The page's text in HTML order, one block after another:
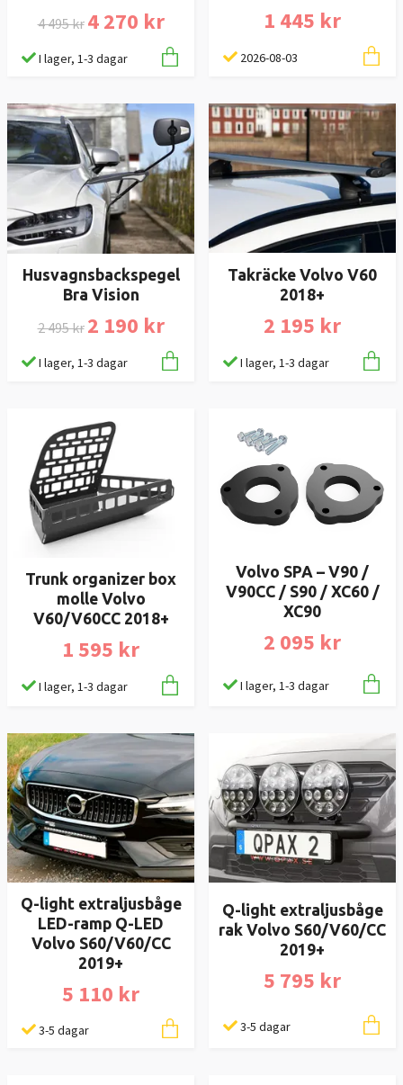
4 495 kr 4 270 kr
I lager, 1-3 dagar
1 445 kr
2026-08-03
Husvagnsbackspegel
Bra Vision
2 495 kr 2 190 kr
I lager, 1-3 dagar
Takräcke Volvo V60
2018+
2 195 kr
I lager, 1-3 dagar
Trunk organizer box
molle Volvo
V60/V60CC 2018+
1 595 kr
I lager, 1-3 dagar
Volvo SPA – V90 /
V90CC / S90 / XC60 /
XC90
2 095 kr
I lager, 1-3 dagar
Q-light extraljusbåge
LED-ramp Q-LED
Volvo S60/V60/CC
2019+
5 110 kr
3-5 dagar
Q-light extraljusbåge
rak Volvo S60/V60/CC
2019+
5 795 kr
3-5 dagar